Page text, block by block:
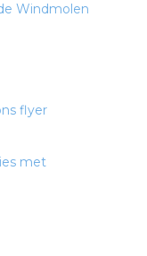
Windmolen
met